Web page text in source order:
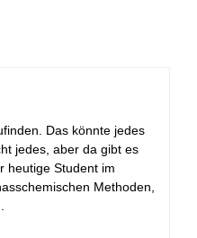
Das könnte jedes
jedes, aber da gibt es
heutige Student im
Methoden,